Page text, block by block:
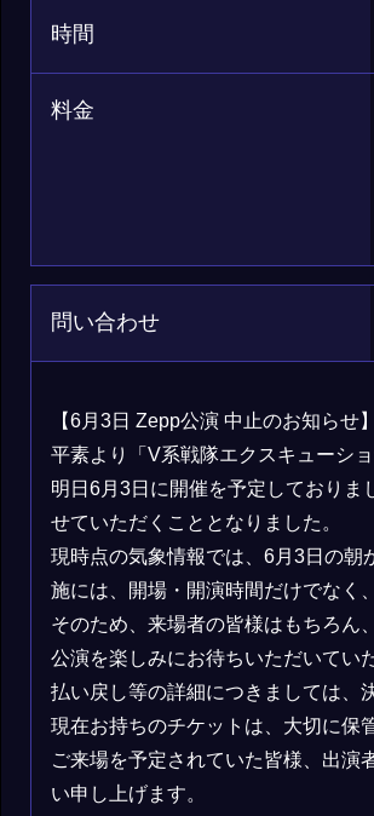
時間
料金
問い合わせ
【6月3日 Zepp公演 中止のお知らせ】
平素より「V系戦隊エクスキューシ
明日6月3日に開催を予定しておりま
せていただくこととなりました。
現時点の気象情報では、6月3日の朝
施には、開場・開演時間だけでなく
そのため、来場者の皆様はもちろん
公演を楽しみにお待ちいただいてい
払い戻し等の詳細につきましては、
現在お持ちのチケットは、大切に保
ご来場を予定されていた皆様、出演
い申し上げます。